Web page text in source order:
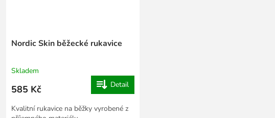
Nordic Skin běžecké rukavice
Skladem
585 Kč Detail
Kvalitní rukavice na běžky vyrobené z